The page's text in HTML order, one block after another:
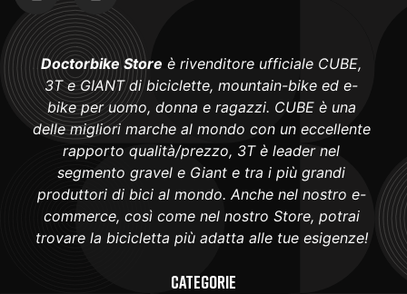
Doctorbike Store è rivenditore ufficiale CUBE,
3T e GIANT di biciclette, mountain-bike ed e-
bike per uomo, donna e ragazzi. CUBE è una
delle migliori marche al mondo con un eccellente
rapporto qualità/prezzo, 3T è leader nel
segmento gravel e Giant e tra i più grandi
produttori di bici al mondo. Anche nel nostro e-
commerce, così come nel nostro Store, potrai
trovare la bicicletta più adatta alle tue esigenze!
Categorie